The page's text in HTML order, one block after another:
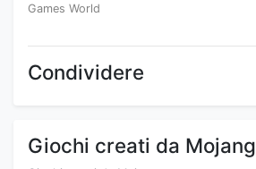
Games World
Condividere
Giochi creati da Mojang